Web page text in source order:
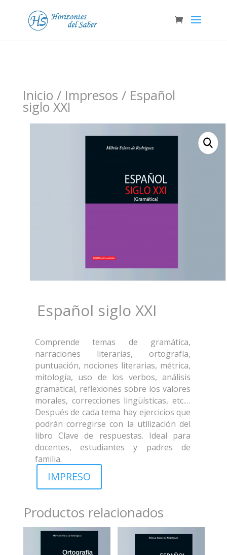
Inicio / Impresos / Español
siglo XXI
Español siglo XXI
Comprende temas de gramática,
narraciones literarias, ortografía,
puntuación, nociones literarias, métrica,
mitología, uso de los verbos, análisis
gramatical, reflexiones sobre los valores
morales, correcciones lingüísticas, etc.…
Después de cada tema hay ejercicios que
podrán corregirse con la utilización del
libro Clave de respuestas. Ideal para
docentes, estudiantes y padres de
familia.
IMPRESO
Productos relacionados